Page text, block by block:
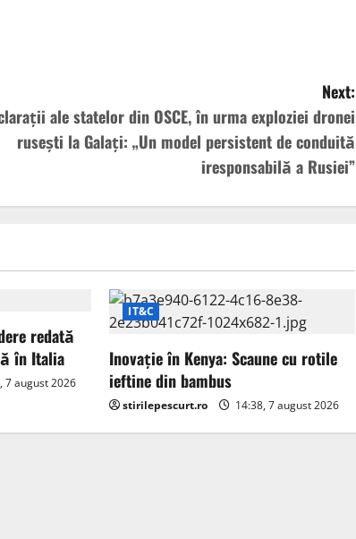
Next:
ale statelor din OSCE, în urma exploziei dronei
ruseşti la Galaţi: „Un model persistent de conduită
iresponsabilă a Rusiei”
redată
în Italia
7 august 2026
IT&C
Inovație în Kenya: Scaune cu rotile
ieftine din bambus
stirilepescurt.ro 14:38, 7 august 2026